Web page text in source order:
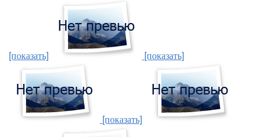
[показать] [показать]
[показать]